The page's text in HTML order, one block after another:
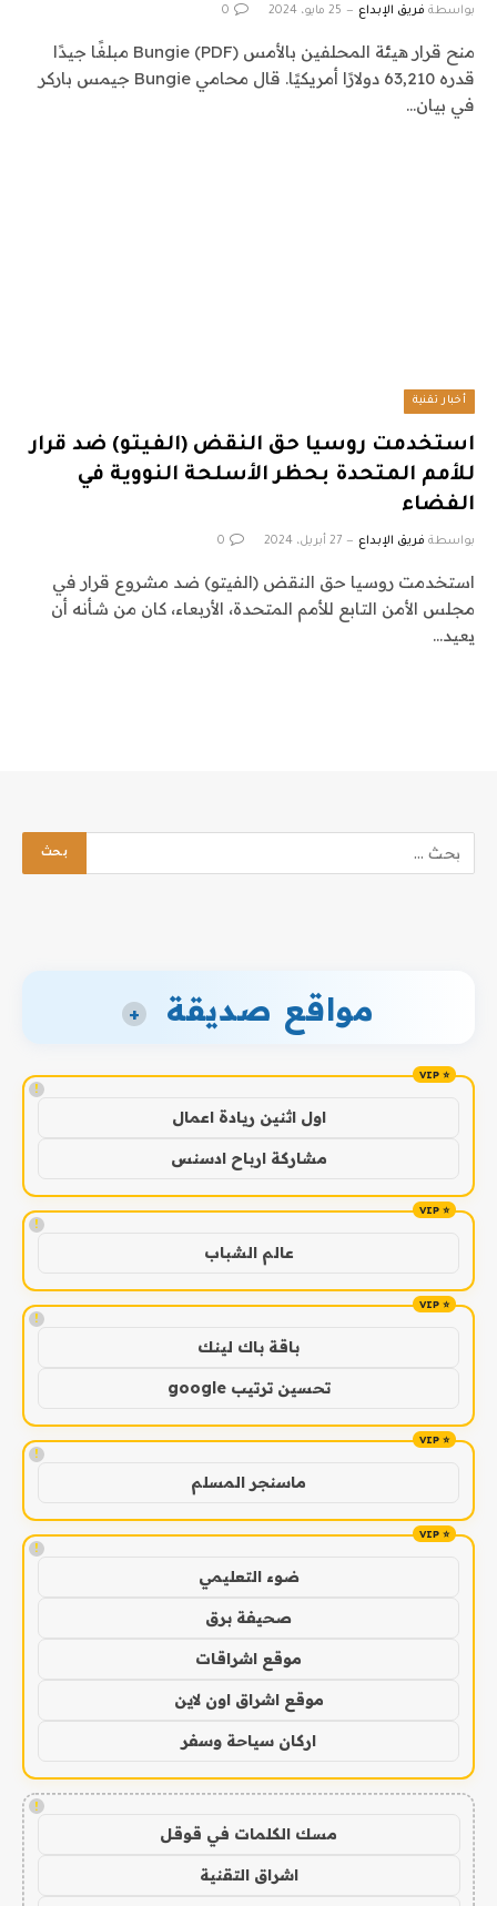
بواسطة فريق الإبداع 25 مايو، 2024 0
منح قرار هيئة المحلفين بالأمس Bungie (PDF) مبلغًا جيدًا
قدره 63,210 دولارًا أمريكيًا. قال محامي Bungie جيمس باركر
في بيان…
أخبار تقنية
استخدمت روسيا حق النقض (الفيتو) ضد قرار
للأمم المتحدة بحظر الأسلحة النووية في
الفضاء
بواسطة فريق الإبداع 27 أبريل، 2024 0
استخدمت روسيا حق النقض (الفيتو) ضد مشروع قرار في
مجلس الأمن التابع للأمم المتحدة، الأربعاء، كان من شأنه أن
يعيد…
مواقع صديقة +
!
اول اثنين ريادة اعمال
مشاركة ارباح ادسنس
!
عالم الشباب
!
باقة باك لينك
تحسين ترتيب google
!
ماسنجر المسلم
!
ضوء التعليمي
صحيفة برق
موقع اشراقات
موقع اشراق اون لاين
اركان سياحة وسفر
!
مسك الكلمات في قوقل
اشراق التقنية